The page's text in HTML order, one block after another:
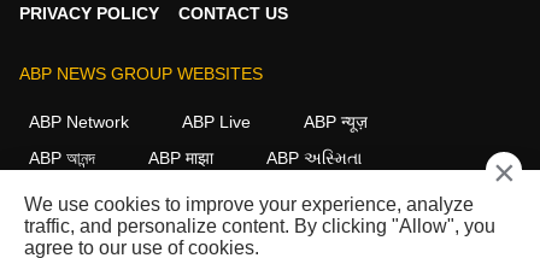
PRIVACY POLICY
CONTACT US
ABP NEWS GROUP WEBSITES
ABP Network ABP Live
ABP न्यूज़
ABP আনন্দ
ABP माझा
ABP અસ્મિતા
ABP Ganga
ABP ਸਾਂਝਾ ABP நாடு ABP దేశం
FOLLOW US
×
We use cookies to improve your experience, analyze
traffic, and personalize content. By clicking "Allow", you
agree to our use of cookies.